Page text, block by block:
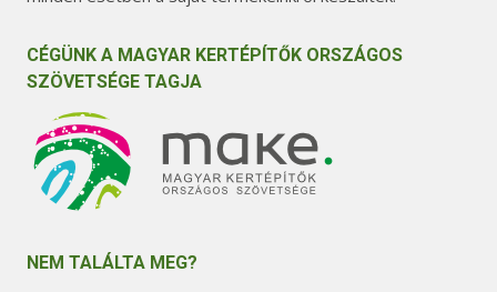
CÉGÜNK A MAGYAR KERTÉPÍTŐK ORSZÁGOS
SZÖVETSÉGE TAGJA
NEM TALÁLTA MEG?